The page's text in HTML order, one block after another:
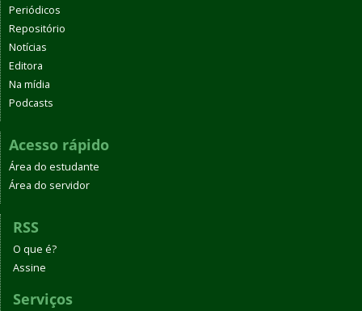
Periódicos
Repositório
Notícias
Editora
Na mídia
Podcasts
Acesso rápido
Área do estudante
Área do servidor
RSS
O que é?
Assine
Serviços